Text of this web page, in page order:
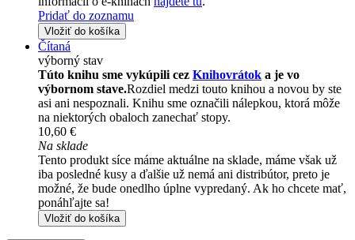
Pridať do zoznamu
Vložiť do košíka
Čítaná
výborný stav
Túto knihu sme vykúpili cez Knihovrátok a je vo
výbornom stave.Rozdiel medzi touto knihou a novou by ste
asi ani nespoznali. Knihu sme označili nálepkou, ktorá môže
na niektorých obaloch zanechať stopy.
10,60 €
Na sklade
Tento produkt síce máme aktuálne na sklade, máme však už
iba posledné kusy a ďalšie už nemá ani distribútor, preto je
možné, že bude onedlho úplne vypredaný. Ak ho chcete mať,
ponáhľajte sa!
Vložiť do košíka